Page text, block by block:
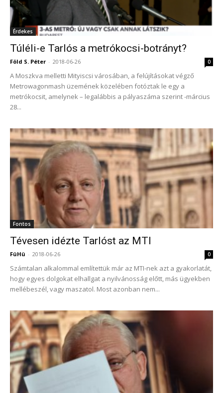
Érdekes
Túléli-e Tarlós a metrókocsi-botrányt?
Föld S. Péter - 2018-06-26 0
A Moszkva melletti Mityiscsi városában, a felújításokat végző
Metrowagonmash üzemének közelében fotóztak le egy a
metrókocsit, amelynek – legalábbis a pályaszáma szerint -március
28...
Fontos
Tévesen idézte Tarlóst az MTI
FüHü - 2018-06-26 0
Számtalan alkalommal említettük már az MTI-nek azt a gyakorlatát,
hogy egyes dolgokat elhallgat a nyilvánosság előtt, más ügyekben
mellébeszél, vagy maszatol. Most azonban nem...